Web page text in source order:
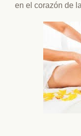
en el corazón de